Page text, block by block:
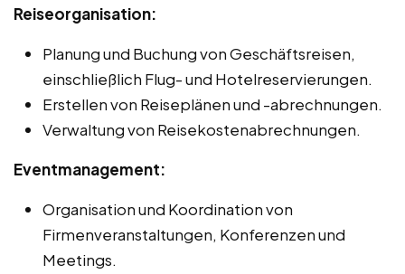
Reiseorganisation:
Planung und Buchung von Geschäftsreisen,
einschließlich Flug- und Hotelreservierungen.
Erstellen von Reiseplänen und -abrechnungen.
Verwaltung von Reisekostenabrechnungen.
Eventmanagement:
Organisation und Koordination von
Firmenveranstaltungen, Konferenzen und
Meetings.